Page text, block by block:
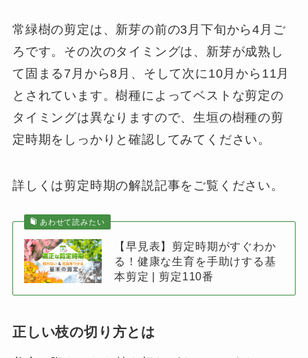
常緑樹の剪定は、新芽の前の3月下旬から4月ご
ろです。その次のタイミングは、新芽が成熟し
て固まる7月から8月、そして次に10月から11月
とされています。樹種によってベストな剪定の
タイミングは異なりますので、生垣の樹種の剪
定時期をしっかりと確認してみてください。
詳しくは剪定時期の解説記事をご覧ください。
あわせて読みたい
【早見表】剪定時期がすぐわか
る！健康な生育を手助けする基
本剪定 | 剪定110番
正しい枝の切り方とは